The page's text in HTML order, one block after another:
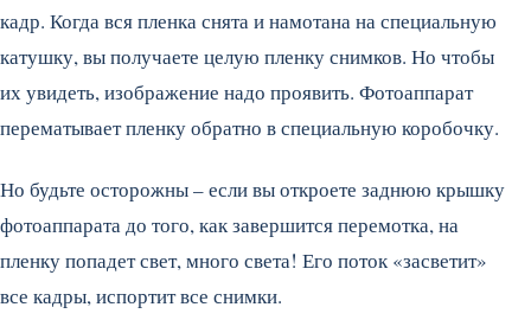
кадр. Когда вся пленка снята и намотана на специальную
катушку, вы получаете целую пленку снимков. Но чтобы
их увидеть, изображение надо проявить. Фотоаппарат
перематывает пленку обратно в специальную коробочку.
Но будьте осторожны – если вы откроете заднюю крышку
фотоаппарата до того, как завершится перемотка, на
пленку попадет свет, много света! Его поток «засветит»
все кадры, испортит все снимки.